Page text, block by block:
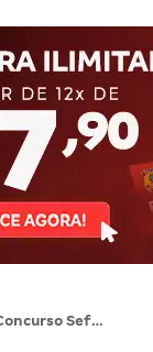
Concurso Sefaz CE: domine a discursiva e garanta sua vaga